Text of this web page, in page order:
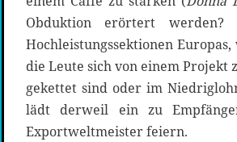
Obduktion erörtert
Hochleistungssektionen
die Leute sich von einem Projekt
gekettet sind oder im
lädt derweil ein zu
Exportweltmeister feiern.